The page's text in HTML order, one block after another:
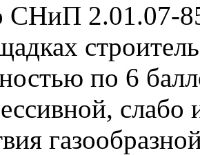
СНиП 2.01.07-
по 6
слабо